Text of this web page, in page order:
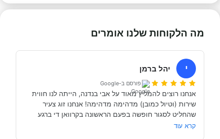
מה הלקוחות שלנו אומרים
י יהל ברמן
פורסם ב-Google
קרא עוד